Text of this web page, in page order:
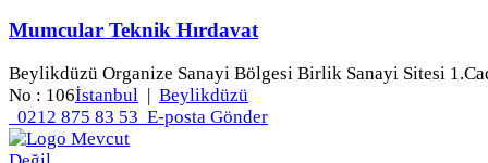
Mumcular Teknik Hırdavat
Beylikdüzü Organize Sanayi Bölgesi Birlik Sanayi Sitesi
No : 106İstanbul | Beylikdüzü
0212 875 83 53 E-posta Gönder